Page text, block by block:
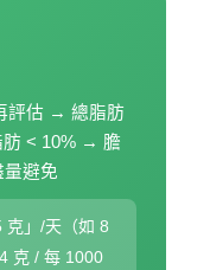
評估 → 總脂肪
< 10% → 膽
避免
克」/天（如 8
克 / 每 1000